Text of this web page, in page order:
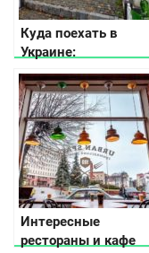
Куда поехать в
Украине:
интересные места
для выходного дня
Интересные
рестораны и кафе